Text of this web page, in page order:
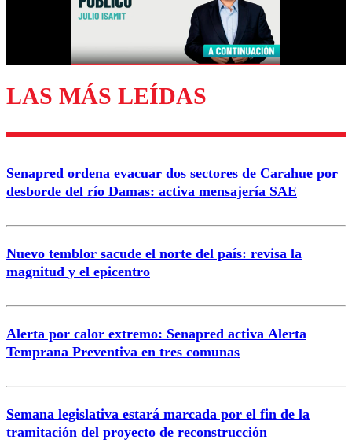
Enviar comentario
LAS MÁS LEÍDAS
Senapred ordena evacuar dos sectores de Carahue por
desborde del río Damas: activa mensajería SAE
Nuevo temblor sacude el norte del país: revisa la
magnitud y el epicentro
Alerta por calor extremo: Senapred activa Alerta
Temprana Preventiva en tres comunas
Semana legislativa estará marcada por el fin de la
tramitación del proyecto de reconstrucción